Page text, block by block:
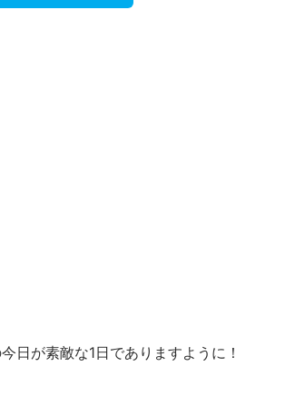
日が素敵な1日でありますように！